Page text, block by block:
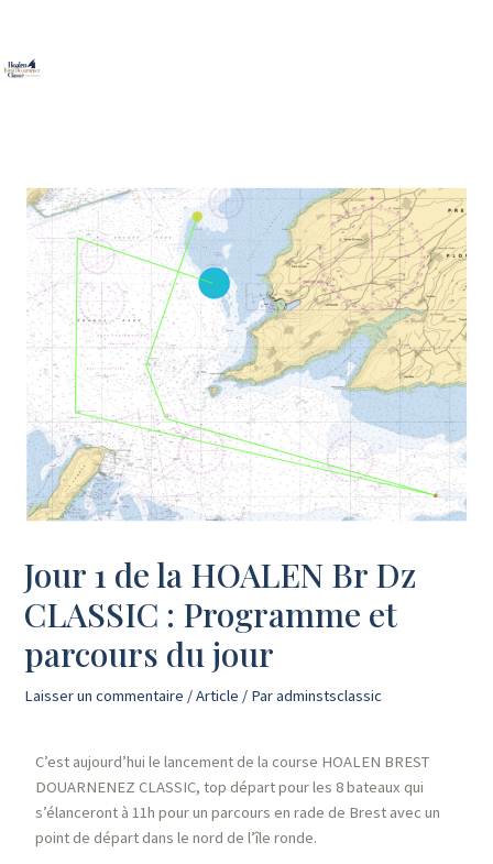
Jour 1 de la HOALEN Br Dz
CLASSIC : Programme et
parcours du jour
Laisser un commentaire /Article / Paradminstsclassic
C’est aujourd’hui le lancement de la course HOALEN BREST
DOUARNENEZ CLASSIC, top départ pour les 8 bateaux qui
s’élanceront à 11h pour un parcours en rade de Brest avec un
point de départ dans le nord de l’île ronde.